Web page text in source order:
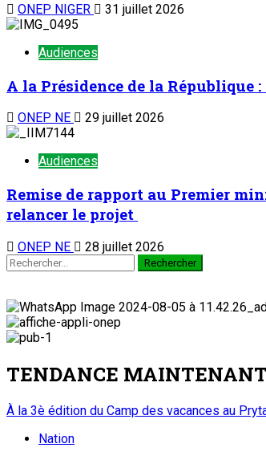
ONEP NIGER 31 juillet 2026
Audiences
A la Présidence de la République
ONEP NE 29 juillet 2026
Audiences
Remise de rapport au Premier
relancer le projet
ONEP NE
28 juillet 2026
Rechercher :
TENDANCE MAINTENANT
À la 3è édition du Camp des vacances au
Nation